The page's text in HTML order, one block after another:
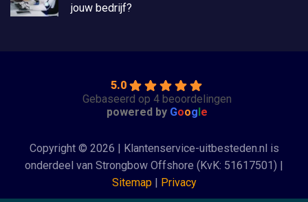
jouw bedrijf?
5.0
Gebaseerd op 4 beoordelingen
powered by Google
Copyright © 2026 | Klantenservice-uitbesteden.nl is
onderdeel van Strongbow Offshore (KvK: 51617501) |
Sitemap| Privacy